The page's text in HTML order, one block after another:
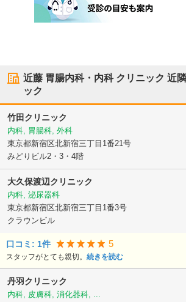
近藤 胃腸内科・内科 クリニック 近
ック
竹田クリニック
内科, 胃腸科, 外科
東京都新宿区北新宿三丁目1番21号
みどりビル2・3・4階
大久保渡辺クリニック
内科, 泌尿器科
東京都新宿区北新宿三丁目1番3号
クラウンビル
口コミ: 1件 5
スタッフがとても親切。 続きを読む
丹羽クリニック
内科, 皮膚科, 消化器科, ...